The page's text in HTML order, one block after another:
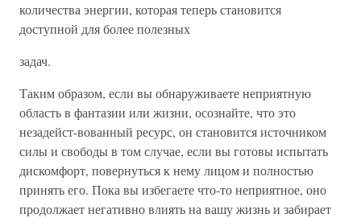
количества энергии, которая теперь становится
доступной для более полезных
задач.
Таким образом, если вы обнаруживаете неприятную
область в фантазии или жизни, осознайте, что это
незадейст-вованный ресурс, он становится источником
силы и свободы в том случае, если вы готовы испытать
дискомфорт, повернуться к нему лицом и полностью
принять его. Пока вы избегаете что-то неприятное, оно
продолжает негативно влиять на вашу жизнь и забирает